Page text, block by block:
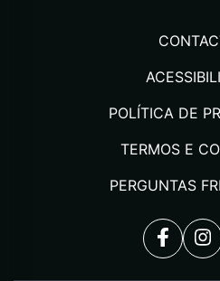
POLÍTICA DE
TERMOS E
PERGUNTAS